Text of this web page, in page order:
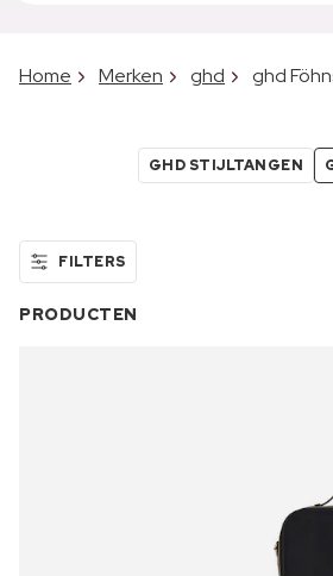
Home Merken ghd ghd
GHD STIJLTANGEN
FILTERS
PRODUCTEN